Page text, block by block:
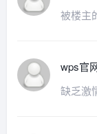
被楼主
wps官
缺乏激